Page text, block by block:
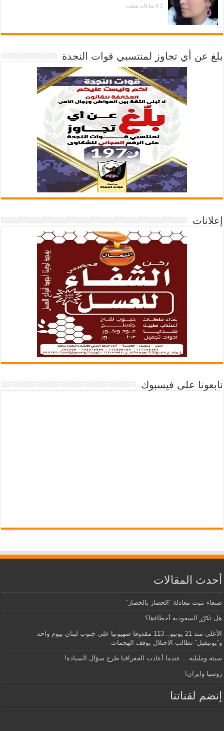
بلغ عن أي تجاوز لمنتسبي قوات النجدة
إعلانات
تابعونا على فيسبوك
أحدث المقالات
صنعاء تثبت معادلة “الحصار بالحصار”
هل تكرّر السعودية أخطاءها؟
الأعلى منذ 21 يونيو.. 113 مقذوفا صهيونيا على جنوب لبنان بيوم واحد
و”يونيفيل” تطالب الاحتلال بوقف الهجمات
سبتة ومليلية… عندما أعادت الجغرافيا طرح سؤال السيادة!
روسيا وايران!
إنضم لقناتنا